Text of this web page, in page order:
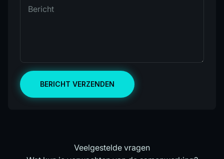
Bericht
BERICHT VERZENDEN
Veelgestelde vragen